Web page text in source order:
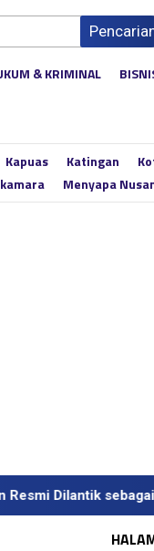
& KRIMINAL
Kapuas Katingan
Menyapa
sebagai Sekda